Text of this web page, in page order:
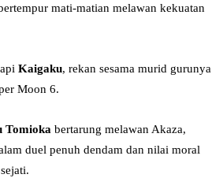
mati-matian melawan kekuatan
Kaigaku, rekan sesama murid gurunya
Moon 6.
Tomioka bertarung melawan Akaza,
duel penuh dendam dan nilai moral